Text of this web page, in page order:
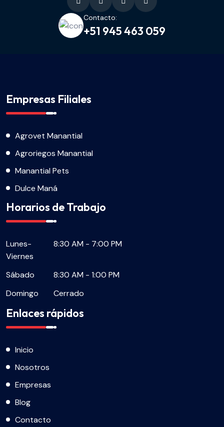
Contacto:
+51 945 463 059
Empresas Filiales
Agrovet Manantial
Agroriegos Manantial
Manantial Pets
Dulce Maná
Horarios de Trabajo
Lunes-
Viernes
8:30 AM - 7:00 PM
Sábado
8:30 AM - 1:00 PM
Domingo
Cerrado
Enlaces rápidos
Inicio
Nosotros
Empresas
Blog
Contacto